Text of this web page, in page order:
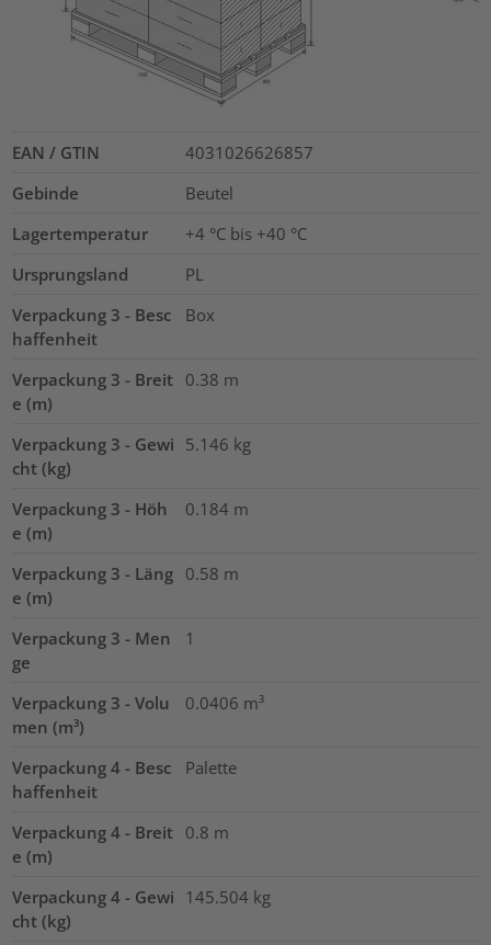
EAN / GTIN
4031026626857
Gebinde
Beutel
Lagertemperatur
+4 °C bis +40 °C
Ursprungsland
PL
Verpackung 3 - Besc
haffenheit
Box
Verpackung 3 - Breit
e (m)
0.38 m
Verpackung 3 - Gewi
cht (kg)
5.146 kg
Verpackung 3 - Höh
e (m)
0.184 m
Verpackung 3 - Läng
e (m)
0.58 m
Verpackung 3 - Men
ge
1
Verpackung 3 - Volu
men (m³)
0.0406 m³
Verpackung 4 - Besc
haffenheit
Palette
Verpackung 4 - Breit
e (m)
0.8 m
Verpackung 4 - Gewi
cht (kg)
145.504 kg